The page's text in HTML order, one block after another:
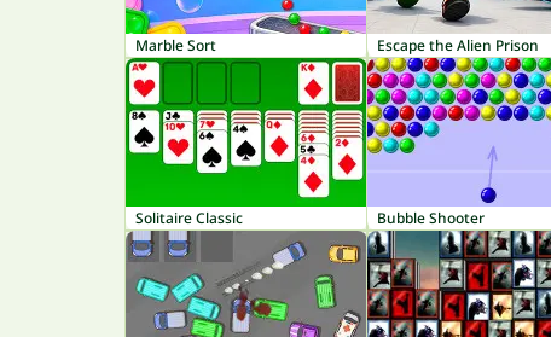
Marble Sort Escape the Alien Prison
Solitaire Classic Bubble Shooter